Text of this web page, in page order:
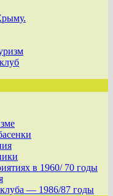
в 1960/ 70 годы
— 1986/87 годы